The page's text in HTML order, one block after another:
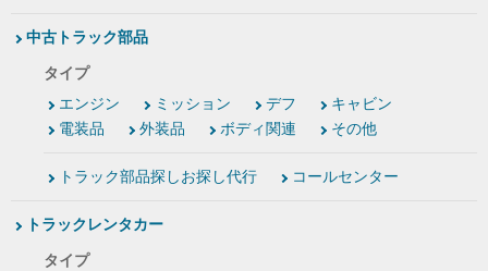
中古トラック部品
タイプ
エンジン
ミッション デフ
キャビン
電装品
外装品 ボディ関連 その他
トラック部品探しお探し代行 コールセンター
トラックレンタカー
タイプ